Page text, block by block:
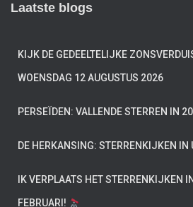
Laatste blogs
KIJK DE GEDEELTELIJKE
WOENSDAG 12 AUGUSTUS 2026
PERSEÏDEN: VALLENDE STERREN IN
DE HERKANSING: STERRENKIJKEN IN
IK VERPLAATS HET STERRENKIJKEN
FEBRUARI!